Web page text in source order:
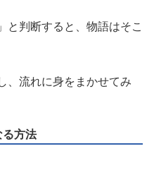
と判断すると、物語はそこ
、流れに身をまかせてみ
る方法